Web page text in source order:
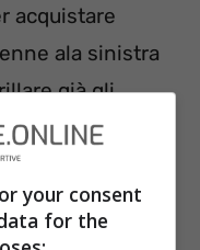
acquistare
ala sinistra
già gli
per il mondo.
your consent
for the